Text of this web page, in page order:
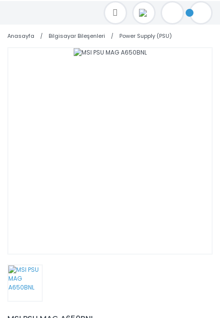
TOPTAN FİYAT ALMAK İÇİN satis@toptanbilgisayar.net MAİL ATINIZ.
SİPARİŞLERİNİZİ AYNI GÜN KARGO İLE GÖNDERİYORUZ!
Anasayfa Bilgisayar Bileşenleri Power Supply (PSU)